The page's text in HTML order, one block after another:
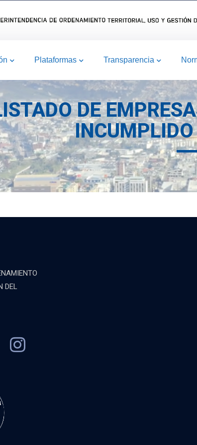
Plataformas Transparencia
DE
DEL